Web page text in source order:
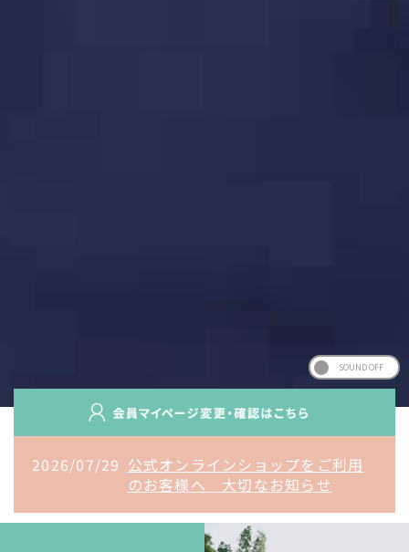
2026/07/29 公式オンラインショップをご利用
のお客様へ 大切なお知らせ